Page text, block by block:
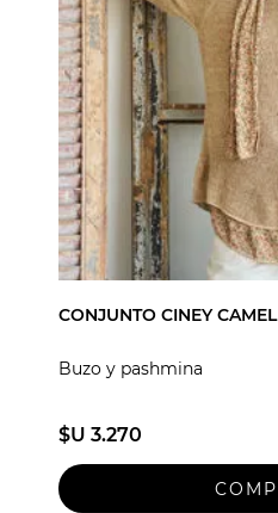
CONJUNTO CINEY CAMEL
Buzo y pashmina
$U 3.270